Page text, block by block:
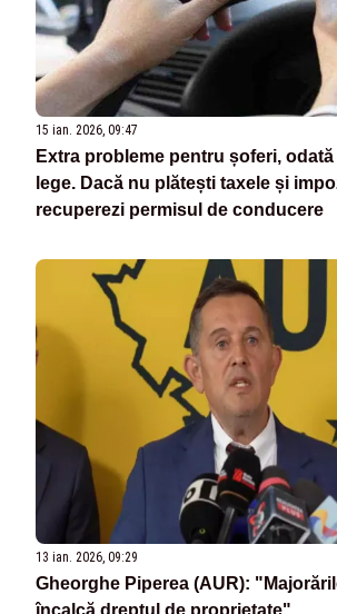
15 ian. 2026, 09:47
Extra probleme pentru șoferi,
lege. Dacă nu plătești taxele și
recuperezi permisul de conducere
13 ian. 2026, 09:29
Gheorghe Piperea (AUR):